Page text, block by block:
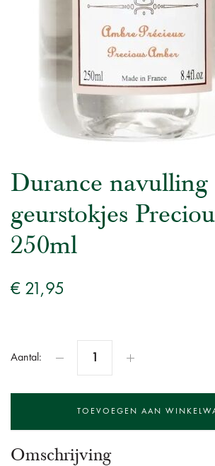
Durance navulling
geurstokjes
250ml
€ 21,95
Aantal:
Omschrijving